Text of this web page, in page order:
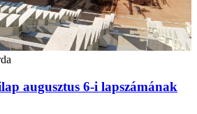
augusztus 6-i lapszámának